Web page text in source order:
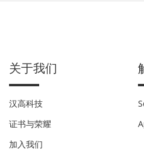
关于我们
汉高科技
证书与荣耀
加入我们